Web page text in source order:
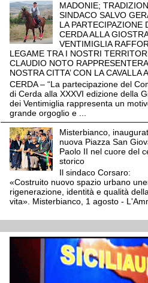
MADONIE;
SINDACO SALVO
LA PARTECIPAZIONE
CERDA ALLA
VENTIMIGLIA
LEGAME TRA I NOSTRI
CLAUDIO NOTO
NOSTRA CITTA’ CON LA CAVALLA
CERDA – “La partecipazione del
di Cerda alla XXXVI edizione della
dei Ventimiglia rappresenta un
grande orgoglio e ...
Misterbianco,
nuova Piazza San
Paolo II nel cuore del
storico
Il sindaco Corsaro:
«Costruito nuovo spazio urbano
rigenerazione, identità e qualità della
vita». Misterbianco, 1 agosto -